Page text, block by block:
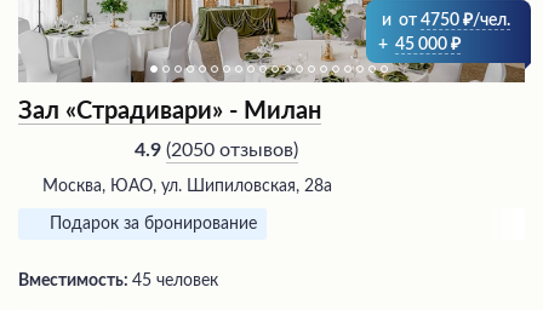
и от 4750
/чел.
+ 45 000
Зал «Страдивари» - Милан
4.9 (2050 отзывов)
Москва, ЮАО, ул. Шипиловская, 28а
Подарок за бронирование
Вместимость: 45 человек